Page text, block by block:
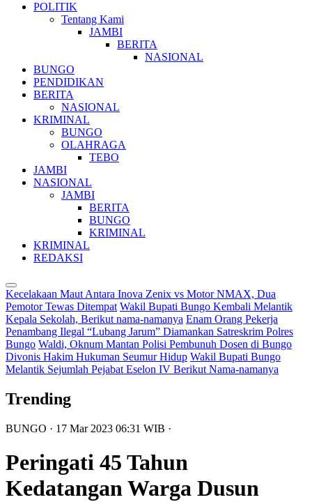
POLITIK
Tentang Kami
JAMBI
BERITA
NASIONAL
BUNGO
PENDIDIKAN
BERITA
NASIONAL
KRIMINAL
BUNGO
OLAHRAGA
TEBO
JAMBI
NASIONAL
JAMBI
BERITA
BUNGO
KRIMINAL
KRIMINAL
REDAKSI
Kecelakaan Maut Antara Inova Zenix vs Motor NMAX, Dua
Pemotor Tewas Ditempat Wakil Bupati Bungo Kembali Melantik
Kepala Sekolah, Berikut nama-namanya Enam Orang Pekerja
Penambang Ilegal “Lubang Jarum” Diamankan Satreskrim Polres
Bungo Waldi, Oknum Mantan Polisi Pembunuh Dosen di Bungo
Divonis Hakim Hukuman Seumur Hidup Wakil Bupati Bungo
Melantik Sejumlah Pejabat Eselon IV Berikut Nama-namanya
Trending
BUNGO · 17 Mar 2023 06:31 WIB ·
Peringati 45 Tahun
Kedatangan Warga Dusun